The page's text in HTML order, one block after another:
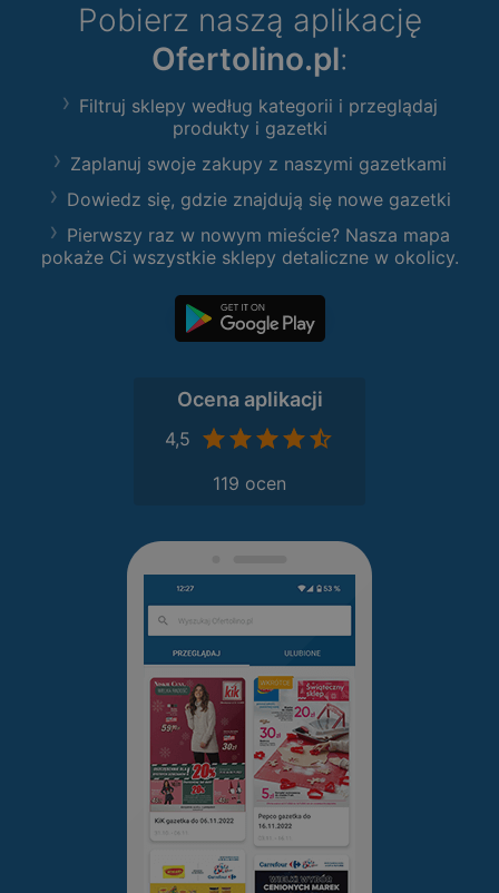
Pobierz naszą aplikację
Ofertolino.pl:
Filtruj sklepy według kategorii i przeglądaj
produkty i gazetki
Zaplanuj swoje zakupy z naszymi gazetkami
Dowiedz się, gdzie znajdują się nowe gazetki
Pierwszy raz w nowym mieście? Nasza mapa
pokaże Ci wszystkie sklepy detaliczne w okolicy.
Ocena aplikacji
4,5
119 ocen